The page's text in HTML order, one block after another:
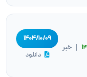
| خبر
۱۴۰۴/۱۰/۰۹
دانلود